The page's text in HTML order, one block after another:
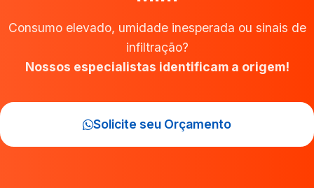
Consumo elevado, umidade inesperada ou sinais de
infiltração?
Nossos especialistas identificam a origem!
Solicite seu Orçamento